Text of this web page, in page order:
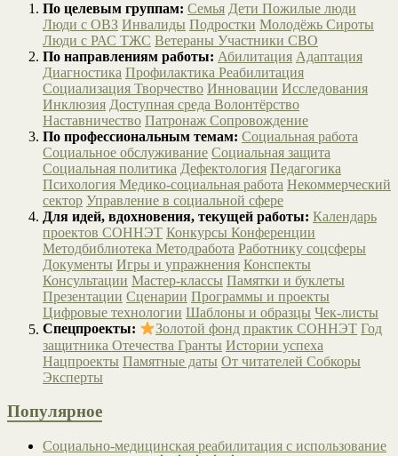
По целевым группам: Семья Дети Пожилые люди
Люди с ОВЗ Инвалиды Подростки Молодёжь Сироты
Люди с РАС ТЖС Ветераны Участники СВО
По направлениям работы: Абилитация Адаптация
Диагностика Профилактика Реабилитация
Социализация Творчество Инновации Исследования
Инклюзия Доступная среда Волонтёрство
Наставничество Патронаж Сопровождение
По профессиональным темам: Социальная работа
Социальное обслуживание Социальная защита
Социальная политика Дефектология Педагогика
Психология Медико-социальная работа Некоммерческий
сектор Управление в социальной сфере
Для идей, вдохновения, текущей работы: Календарь
проектов СОННЭТ Конкурсы Конференции
Методбиблиотека Методработа Работнику соцсферы
Документы Игры и упражнения Конспекты
Консультации Мастер-классы Памятки и буклеты
Презентации Сценарии Программы и проекты
Цифровые технологии Шаблоны и образцы Чек-листы
Спецпроекты:
Золотой фонд практик СОННЭТ Год
защитника Отечества Гранты Истории успеха
Нацпроекты Памятные даты От читателей Собкоры
Эксперты
Популярное
Социально-медицинская реабилитация с использование